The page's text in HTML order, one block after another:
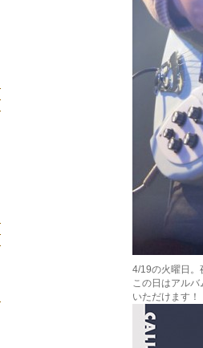
4/19の火曜日。
この日はアル
いただけます！